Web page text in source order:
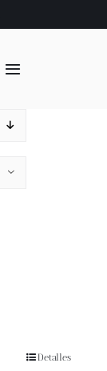
Toggle
Detalles